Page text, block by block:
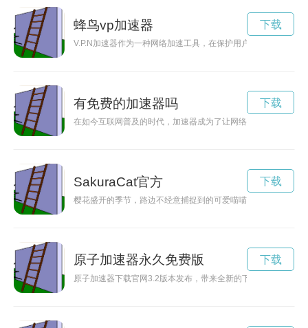
蜂鸟vp加速器
V.P.N加速器作为一种网络加速工具，在保护用户隐私的同时，
下载
有免费的加速器吗
在如今互联网普及的时代，加速器成为了让网络速度更快的必
下载
SakuraCat官方
樱花盛开的季节，路边不经意捕捉到的可爱喵喵，即刻让人心情
下载
原子加速器永久免费版
原子加速器下载官网3.2版本发布，带来全新的下载体验，让用
下载